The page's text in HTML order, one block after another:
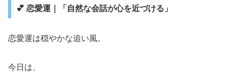
💕 恋愛運｜「自然な会話が心を近づける」
恋愛運は穏やかな追い風。
今日は、